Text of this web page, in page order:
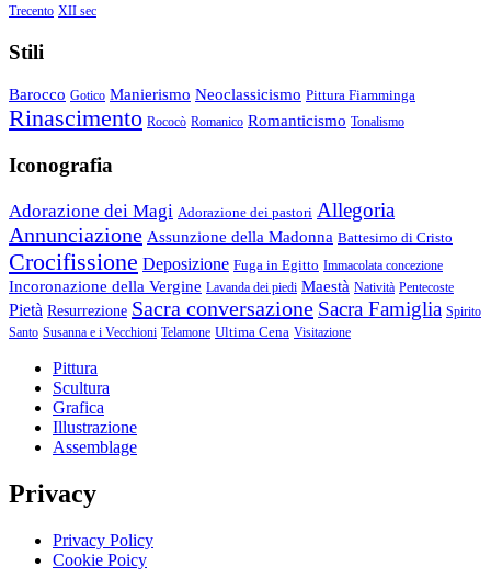
Trecento XII sec
Stili
Barocco Gotico Manierismo Neoclassicismo Pittura Fiamminga
Rinascimento Rococò Romanico Romanticismo Tonalismo
Iconografia
Adorazione dei Magi Adorazione dei pastori Allegoria
Annunciazione Assunzione della Madonna Battesimo di Cristo
Crocifissione Deposizione Fuga in Egitto Immacolata concezione
Incoronazione della Vergine Lavanda dei piedi Maestà Natività Pentecoste
Pietà Resurrezione Sacra conversazione Sacra Famiglia Spirito
Santo Susanna e i Vecchioni Telamone Ultima Cena Visitazione
Pittura
Scultura
Grafica
Illustrazione
Assemblage
Privacy
Privacy Policy
Cookie Poicy